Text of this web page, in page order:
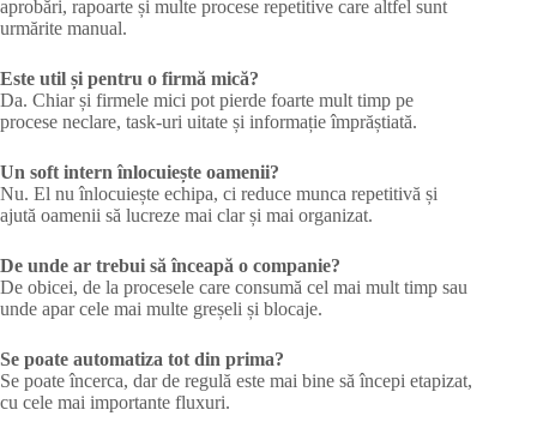
aprobări, rapoarte și multe procese repetitive care altfel sunt
urmărite manual.
Este util și pentru o firmă mică?
Da. Chiar și firmele mici pot pierde foarte mult timp pe
procese neclare, task-uri uitate și informație împrăștiată.
Un soft intern înlocuiește oamenii?
Nu. El nu înlocuiește echipa, ci reduce munca repetitivă și
ajută oamenii să lucreze mai clar și mai organizat.
De unde ar trebui să înceapă o companie?
De obicei, de la procesele care consumă cel mai mult timp sau
unde apar cele mai multe greșeli și blocaje.
Se poate automatiza tot din prima?
Se poate încerca, dar de regulă este mai bine să începi etapizat,
cu cele mai importante fluxuri.